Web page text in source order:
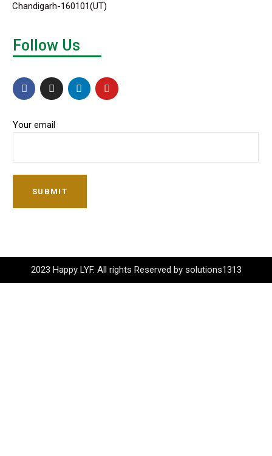
Chandigarh-160101(UT)
Follow Us
Your email
SUBMIT
2023 Happy LYF. All rights Reserved by solutions1313